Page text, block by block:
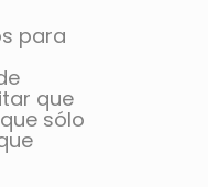
para
que
sólo